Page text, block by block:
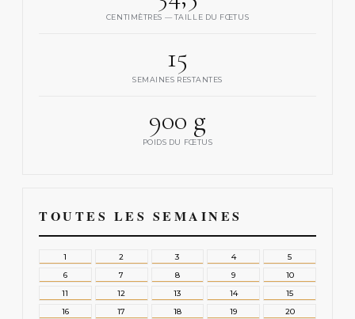
CENTIMÈTRES — TAILLE DU FŒTUS
15
SEMAINES RESTANTES
900 g
POIDS DU FŒTUS
TOUTES LES SEMAINES
1 2 3 4
5
6
7 8 9
10
11
12 13 14
15
16
17 18 19
20